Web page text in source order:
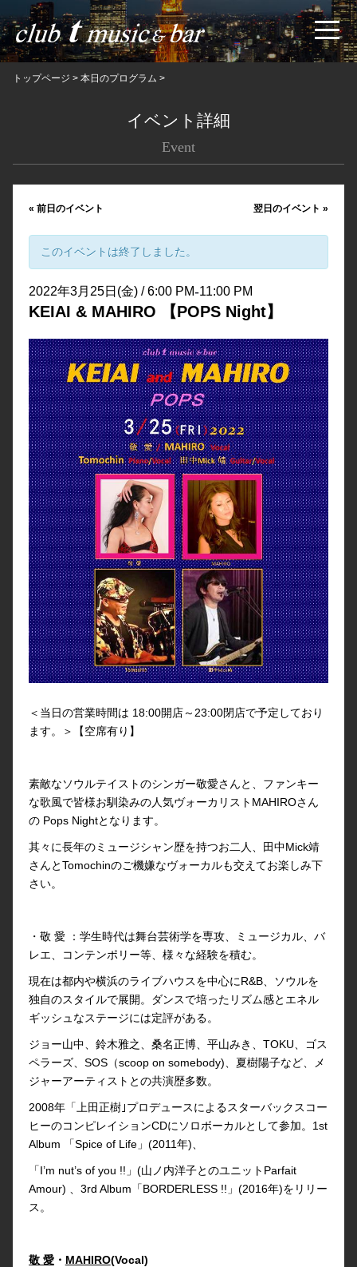
トップページ > 本日のプログラム >
イベント詳細
Event
« 前日のイベント 翌日のイベント»
このイベントは終了しました。
2022年3月25日(金) / 6:00 PM-11:00 PM
KEIAI & MAHIRO 【POPS Night】
＜当日の営業時間は 18:00開店～23:00閉店で予定しており
ます。＞【空席有り】
素敵なソウルテイストのシンガー敬愛さんと、ファンキー
な歌風で皆様お馴染みの人気ヴォーカリストMAHIROさん
の Pops Nightとなります。
其々に長年のミュージシャン歴を持つお二人、田中Mick靖
さんとTomochinのご機嫌なヴォーカルも交えてお楽しみ下
さい。
・敬 愛 ：学生時代は舞台芸術学を専攻、ミュージカル、バ
レエ、コンテンポリー等、様々な経験を積む。
現在は都内や横浜のライブハウスを中心にR&B、ソウルを
独自のスタイルで展開。ダンスで培ったリズム感とエネル
ギッシュなステージには定評がある。
ジョー山中、鈴木雅之、桑名正博、平山みき、TOKU、ゴス
ペラーズ、SOS（scoop on somebody)、夏樹陽子など、メ
ジャーアーティストとの共演歴多数。
2008年「上田正樹｣プロデュースによるスターバックスコー
ヒーのコンピレイションCDにソロボーカルとして参加。1st
Album 「Spice of Life」(2011年)、
「I’m nut’s of you !!」(山ノ内洋子とのユニットParfait
Amour) 、3rd Album「BORDERLESS !!」(2016年)をリリー
ス。
敬 愛・ MAHIRO(Vocal)